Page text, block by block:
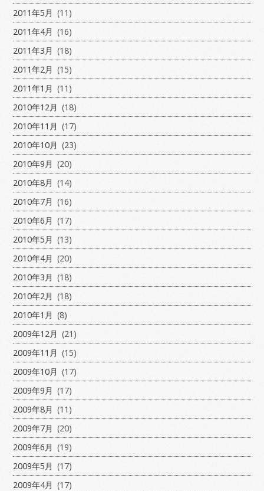
2011年5月 (11)
2011年4月 (16)
2011年3月 (18)
2011年2月 (15)
2011年1月 (11)
2010年12月 (18)
2010年11月 (17)
2010年10月 (23)
2010年9月 (20)
2010年8月 (14)
2010年7月 (16)
2010年6月 (17)
2010年5月 (13)
2010年4月 (20)
2010年3月 (18)
2010年2月 (18)
2010年1月 (8)
2009年12月 (21)
2009年11月 (15)
2009年10月 (17)
2009年9月 (17)
2009年8月 (11)
2009年7月 (20)
2009年6月 (19)
2009年5月 (17)
2009年4月 (17)